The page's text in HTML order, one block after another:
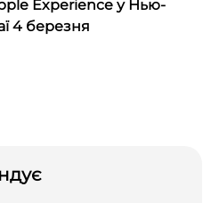
Experience у Нью-
4 березня